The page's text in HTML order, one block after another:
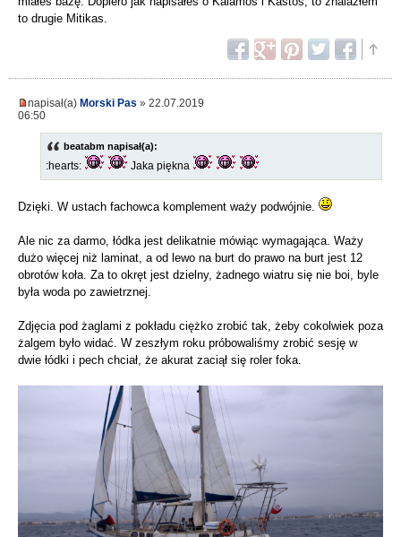
to drugie Mitikas.
napisał(a) Morski Pas » 22.07.2019
06:50
beatabm napisał(a):
:hearts: Jaka piękna
Dzięki. W ustach fachowca komplement waży podwójnie.
Ale nic za darmo, łódka jest delikatnie mówiąc wymagająca. Waży
dużo więcej niż laminat, a od lewo na burt do prawo na burt jest 12
obrotów koła. Za to okręt jest dzielny, żadnego wiatru się nie boi, byle
była woda po zawietrznej.
Zdjęcia pod żaglami z pokładu ciężko zrobić tak, żeby cokolwiek poza
żalgem było widać. W zeszłym roku próbowaliśmy zrobić sesję w
dwie łódki i pech chciał, że akurat zaciął się roler foka.